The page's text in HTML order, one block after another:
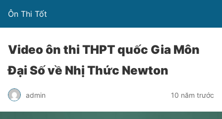
Ôn Thi Tốt
Video ôn thi THPT quốc Gia Môn
Đại Số về Nhị Thức Newton
admin 10 năm trước